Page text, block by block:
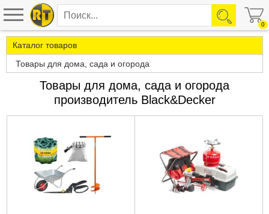
0
Каталог товаров
Товары для дома, сада и огорода
Товары для дома, сада и огорода
производитель Black&Decker